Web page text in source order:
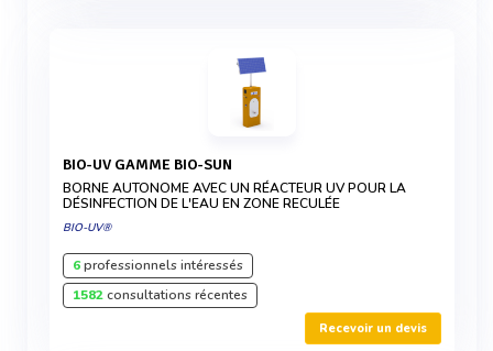
BIO-UV GAMME BIO-SUN
BORNE AUTONOME AVEC UN RÉACTEUR UV POUR LA
DÉSINFECTION DE L'EAU EN ZONE RECULÉE
BIO-UV®
6professionnels intéressés
1582consultations récentes
Recevoir un devis